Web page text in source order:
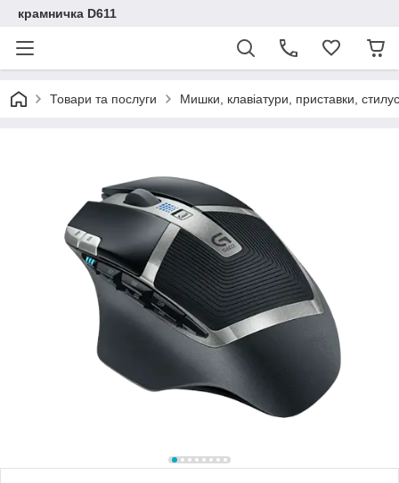
крамничка D611
Товари та послуги Мишки, клавіатури, приставки,